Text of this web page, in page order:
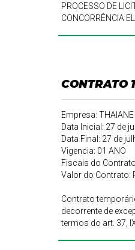
PROCESSO DE
CONCORRÊNCIA
CONTRATO
Empresa: THAIANE
Data Inicial: 27 de
Data Final: 27 de
Vigencia: 01 ANO
Fiscais do
Valor do Contrato:
Contrato
decorrente de
termos do art. 37,